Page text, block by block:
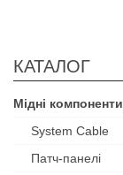
КАТАЛОГ
Мідні компоненти
System Cable
Патч-панелі